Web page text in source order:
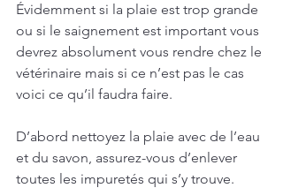
Évidemment si la plaie est trop grande
ou si le saignement est important vous
devrez absolument vous rendre chez le
vétérinaire mais si ce n’est pas le cas
voici ce qu’il faudra faire.
D’abord nettoyez la plaie avec de l’eau
et du savon, assurez-vous d’enlever
toutes les impuretés qui s’y trouve.